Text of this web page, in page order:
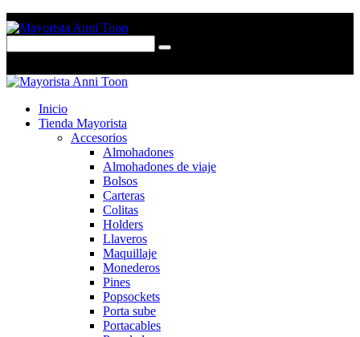
Inicio
Tienda Mayorista
Accesorios
Almohadones
Almohadones de viaje
Bolsos
Carteras
Colitas
Holders
Llaveros
Maquillaje
Monederos
Pines
Popsockets
Porta sube
Portacables